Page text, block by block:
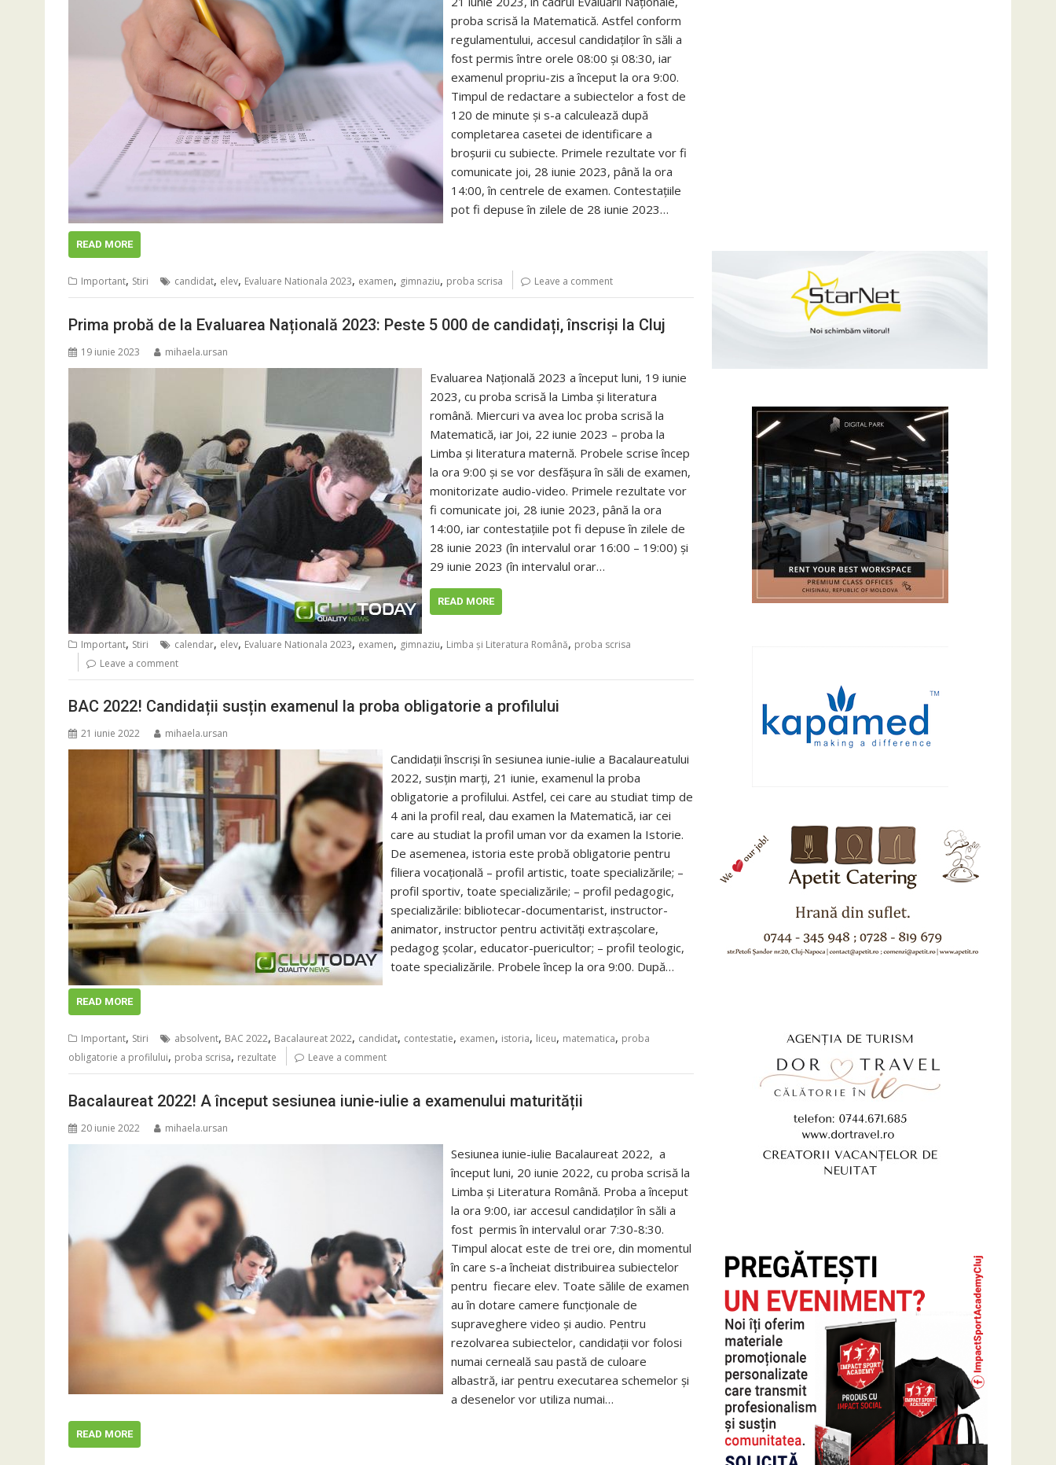
proba scrisă la Matematică. Astfel conform
regulamentului, accesul candidaţilor în săli a
fost permis între orele 08:00 și 08:30, iar
examenul propriu-zis a început la ora 9:00.
Timpul de redactare a subiectelor a fost de
120 de minute şi s-a calculează după
completarea casetei de identificare a
broșurii cu subiecte. Primele rezultate vor fi
comunicate joi, 28 iunie 2023, până la ora
14:00, în centrele de examen. Contestațiile
pot fi depuse în zilele de 28 iunie 2023…
READ MORE
Important, Stiri candidat, elev, Evaluare Nationala 2023, examen, gimnaziu, proba scrisa Leave a comment
Prima probă de la Evaluarea Națională 2023: Peste 5 000 de candidați, înscriși la Cluj
19 iunie 2023 mihaela.ursan
Evaluarea Națională 2023 a început luni, 19 iunie
2023, cu proba scrisă la Limba și literatura
română. Miercuri va avea loc proba scrisă la
Matematică, iar Joi, 22 iunie 2023 – proba la
Limba și literatura maternă. Probele scrise încep
la ora 9:00 și se vor desfășura în săli de examen,
monitorizate audio-video. Primele rezultate vor
fi comunicate joi, 28 iunie 2023, până la ora
14:00, iar contestațiile pot fi depuse în zilele de
28 iunie 2023 (în intervalul orar 16:00 – 19:00) și
29 iunie 2023 (în intervalul orar…
READ MORE
Important, Stiri calendar, elev, Evaluare Nationala 2023, examen, gimnaziu, Limba şi Literatura Română, proba scrisa
Leave a comment
BAC 2022! Candidații susțin examenul la proba obligatorie a profilului
21 iunie 2022 mihaela.ursan
Candidații înscriși în sesiunea iunie-iulie a Bacalaureatului
2022, susțin marți, 21 iunie, examenul la proba
obligatorie a profilului. Astfel, cei care au studiat timp de
4 ani la profil real, dau examen la Matematică, iar cei
care au studiat la profil uman vor da examen la Istorie.
De asemenea, istoria este probă obligatorie pentru
filiera vocaţională – profil artistic, toate specializările; –
profil sportiv, toate specializările; – profil pedagogic,
specializările: bibliotecar-documentarist, instructor-
animator, instructor pentru activităţi extraşcolare,
pedagog şcolar, educator-puericultor; – profil teologic,
toate specializările. Probele încep la ora 9:00. După…
READ MORE
Important, Stiri absolvent, BAC 2022, Bacalaureat 2022, candidat, contestatie, examen, istoria, liceu, matematica, proba
obligatorie a profilului, proba scrisa, rezultate Leave a comment
Bacalaureat 2022! A început sesiunea iunie-iulie a examenului maturității
20 iunie 2022 mihaela.ursan
Sesiunea iunie-iulie Bacalaureat 2022, a
început luni, 20 iunie 2022, cu proba scrisă la
Limba și Literatura Română. Proba a început
la ora 9:00, iar accesul candidaților în săli a
fost permis în intervalul orar 7:30-8:30.
Timpul alocat este de trei ore, din momentul
în care s-a încheiat distribuirea subiectelor
pentru fiecare elev. Toate sălile de examen
au în dotare camere funcționale de
supraveghere video și audio. Pentru
rezolvarea subiectelor, candidații vor folosi
numai cerneală sau pastă de culoare
albastră, iar pentru executarea schemelor și
a desenelor vor utiliza numai…
READ MORE